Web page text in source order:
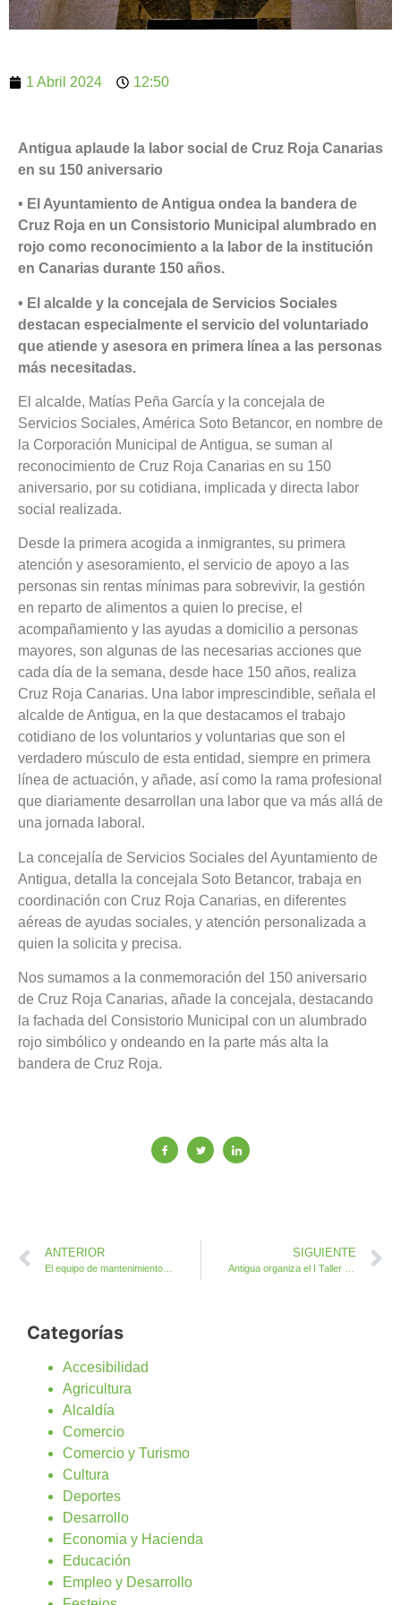
1 Abril 2024 12:50
Antigua aplaude la labor social de Cruz Roja Canarias
en su 150 aniversario
• El Ayuntamiento de Antigua ondea la bandera de
Cruz Roja en un Consistorio Municipal alumbrado en
rojo como reconocimiento a la labor de la institución
en Canarias durante 150 años.
• El alcalde y la concejala de Servicios Sociales
destacan especialmente el servicio del voluntariado
que atiende y asesora en primera línea a las personas
más necesitadas.
El alcalde, Matías Peña García y la concejala de
Servicios Sociales, América Soto Betancor, en nombre de
la Corporación Municipal de Antigua, se suman al
reconocimiento de Cruz Roja Canarias en su 150
aniversario, por su cotidiana, implicada y directa labor
social realizada.
Desde la primera acogida a inmigrantes, su primera
atención y asesoramiento, el servicio de apoyo a las
personas sin rentas mínimas para sobrevivir, la gestión
en reparto de alimentos a quien lo precise, el
acompañamiento y las ayudas a domicilio a personas
mayores, son algunas de las necesarias acciones que
cada día de la semana, desde hace 150 años, realiza
Cruz Roja Canarias. Una labor imprescindible, señala el
alcalde de Antigua, en la que destacamos el trabajo
cotidiano de los voluntarios y voluntarias que son el
verdadero músculo de esta entidad, siempre en primera
línea de actuación, y añade, así como la rama profesional
que diariamente desarrollan una labor que va más allá de
una jornada laboral.
La concejalía de Servicios Sociales del Ayuntamiento de
Antigua, detalla la concejala Soto Betancor, trabaja en
coordinación con Cruz Roja Canarias, en diferentes
aéreas de ayudas sociales, y atención personalizada a
quien la solicita y precisa.
Nos sumamos a la conmemoración del 150 aniversario
de Cruz Roja Canarias, añade la concejala, destacando
la fachada del Consistorio Municipal con un alumbrado
rojo simbólico y ondeando en la parte más alta la
bandera de Cruz Roja.
ANTERIOR
El equipo de mantenimiento deportivo de Antigua arregla, repara y decora
SIGUIENTE
Antigua organiza el I Taller gratuito de Iniciación a la Cata de Vino y Queso
Categorías
Accesibilidad
Agricultura
Alcaldía
Comercio
Comercio y Turismo
Cultura
Deportes
Desarrollo
Economia y Hacienda
Educación
Empleo y Desarrollo